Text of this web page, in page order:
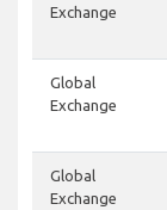
Exchange
Global
Exchange
Global
Exchange